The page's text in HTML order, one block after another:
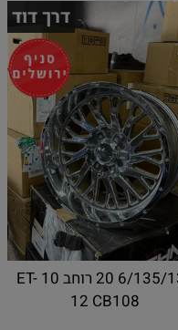
דרך דוד
6/135/139 20 רוחב 10 ET-
12 CB108